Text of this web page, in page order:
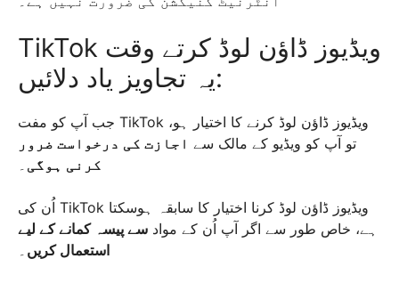
TikTok ویڈیوز ڈاؤن لوڈ کرتے وقت
یہ تجاویز یاد دلائیں:
جب آپ کو مفت TikTok ویڈیوز ڈاؤن لوڈ کرنے کا اختیار ہو،
تو آپ کو ویڈیو کے مالک سے اجازت کی درخواست ضرور
کرنی ہوگی
اُن کی TikTok ویڈیوز ڈاؤن لوڈ کرنا اختیار کا سابقہ ہوسکتا
ہے، خاص طور سے اگر آپ اُن کے مواد سے پیسہ کمانے کے لیے
استعمال کریں